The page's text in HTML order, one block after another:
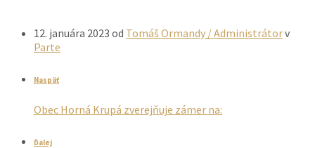
12. januára 2023 od Tomáš Ormandy / Administrátorv
Parte
Naspäť
Obec Horná Krupá zverejňuje zámer na:
Ďalej